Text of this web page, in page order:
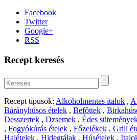
Facebook
Twitter
Google+
RSS
Recept keresés
Recept típusok: Alkoholmentes italok ,
Bárányhúsos ételek , Befőttek ,
Desszertek , Dzsemek , Édes
, Fogyókúrás ételek , Főzelékek , Grill
Halételek , Hidegtálak , Húsételek ,